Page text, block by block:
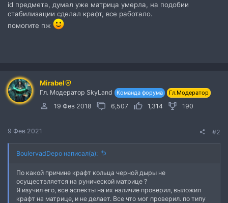
id предмета, думал уже матрица умерла, на подобии
стабилизации сделал крафт, все работало.
помогите пж
Mirabel
Гл. Модератор SkyLand Команда форума Гл.Модератор
19 Фев 2018 6,507 1,314 190
9 Фев 2021 #2
BoulervadDepo написал(а):
По какой причине крафт кольца черной дыры не
осуществляется на рунической матрице ?
Я изучил его, все аспекты на их наличие проверил, выложил
крафт на матрице, и не делает. Все что мог проверил. по типу